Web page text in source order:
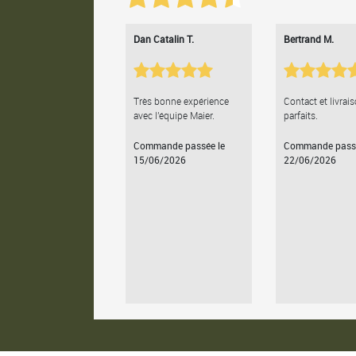
Dan Catalin T.
Très bonne expérience
avec l'équipe Maier.
Commande passée le
15/06/2026
Bertrand M.
Contact et
parfaits.
Commande
22/06/2026